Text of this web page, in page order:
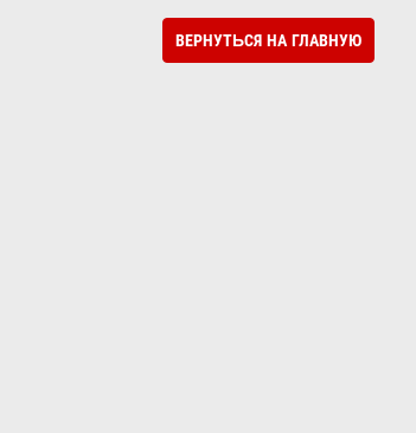
ВЕРНУТЬСЯ НА ГЛАВНУЮ